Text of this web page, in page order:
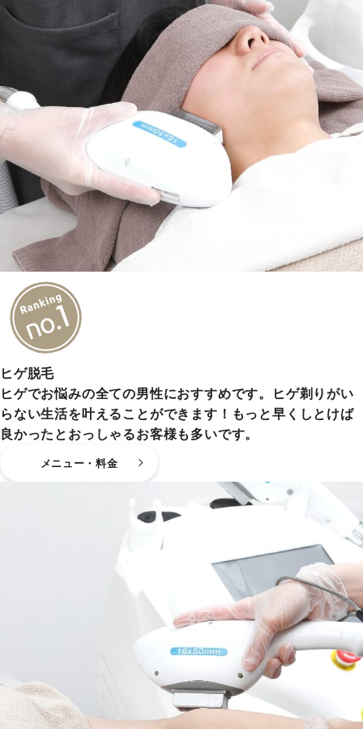
ヒゲ脱毛
ヒゲでお悩みの全ての男性におすすめです。ヒゲ剃りがい
らない生活を叶えることができます！もっと早くしとけば
良かったとおっしゃるお客様も多いです。
メニュー・料金